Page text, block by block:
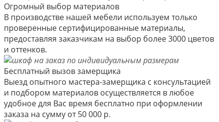
Огромный выбор материалов
В производстве нашей мебели используем только
проверенные сертифицированные материалы,
предоставляя заказчикам на выбор более 3000 цветов
и оттенков.
Бесплатный вызов замерщика
Выезд опытного мастера-замерщика с консультацией
и подбором материалов осуществляется в любое
удобное для Вас время бесплатно при оформлении
заказа на сумму от 50 000 р.